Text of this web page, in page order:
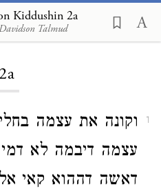
Kiddushin 2a
Talmud
Kiddushin
1
וקונה את עצמה
עצמה דיבמה לא
דאשה דההוא קאי